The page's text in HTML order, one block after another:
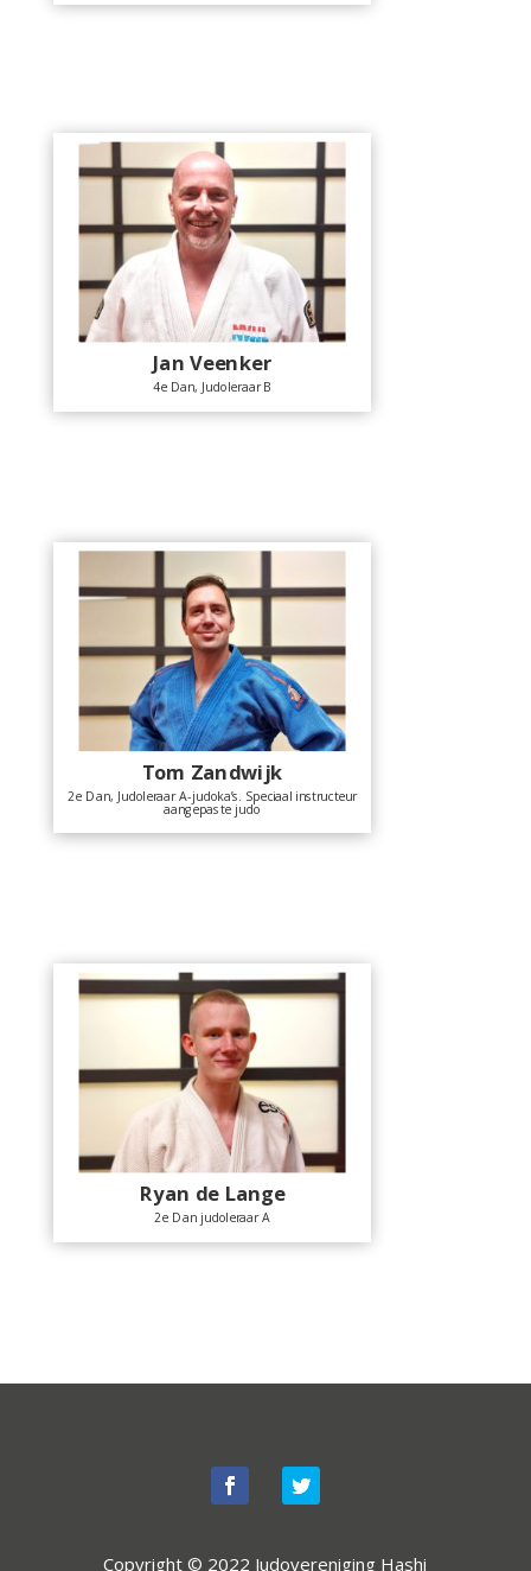
Jan Veenker
4e Dan, Judoleraar B
Tom Zandwijk
2e Dan, Judoleraar A-judoka’s. Speciaal instructeur
aangepaste judo
Ryan de Lange
2e Dan judoleraar A
Copyright © 2022 Judovereniging Hashi